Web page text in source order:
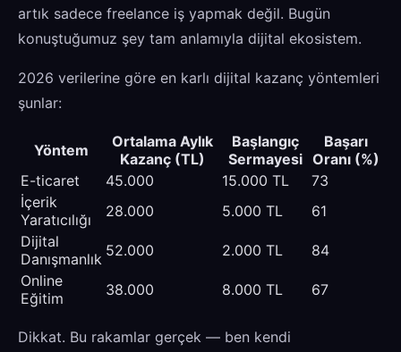
artık sadece freelance iş yapmak değil. Bugün
konuştuğumuz şey tam anlamıyla dijital ekosistem.
2026 verilerine göre en karlı dijital kazanç yöntemleri
şunlar:
Yöntem
Ortalama Aylık
Kazanç (TL)
Başlangıç
Sermayesi
Başarı
Oranı (%)
E-ticaret
45.000 15.000 TL
73
İçerik
Yaratıcılığı
28.000 5.000 TL
61
Dijital
Danışmanlık 52.000 2.000 TL
84
Online
Eğitim
38.000 8.000 TL 67
Dikkat. Bu rakamlar gerçek — ben kendi